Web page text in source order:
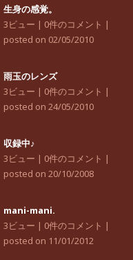
生身の感覚。
3ビュー | 0件のコメント |
posted on 02/05/2010
雨玉のレンズ
3ビュー | 0件のコメント |
posted on 24/05/2010
収録中♪
3ビュー | 0件のコメント |
posted on 20/10/2008
mani-mani.
3ビュー | 0件のコメント |
posted on 11/01/2012